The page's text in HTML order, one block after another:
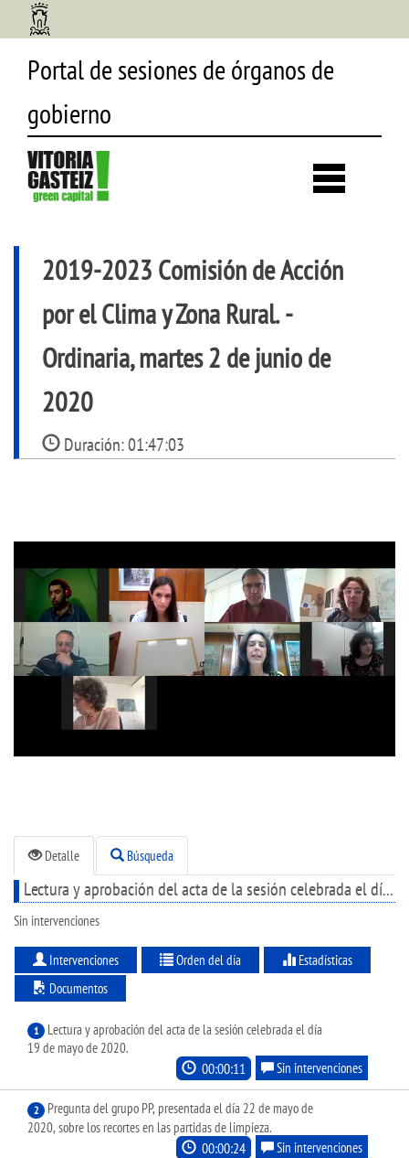
Portal de sesiones de órganos de
gobierno
2019-2023 Comisión de Acción
por el Clima y Zona Rural.-
Ordinaria, martes 2 de junio de
2020
Duración:01:47:03
Detalle Búsqueda
Lectura y aprobación del acta de la sesión celebrada el día 19 de mayo de 2020.
Sin intervenciones
Intervenciones Orden del día
Estadísticas
Documentos
1
Lectura y aprobación del acta de la sesión celebrada el día
19 de mayo de 2020.
00:00:11 Sin intervenciones
2
Pregunta del grupo PP, presentada el día 22 de mayo de
2020, sobre los recortes en las partidas de limpieza.
00:00:24 Sin intervenciones